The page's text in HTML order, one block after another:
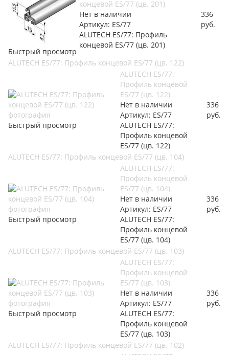
Быстрый просмотр
концевой ES/77 (цв. 201)
Нет в наличии
Артикул: ES/77
ALUTECH ES/77: Профиль
концевой ES/77 (цв. 201)
336
руб.
ALUTECH ES/77: Профиль концевой ES/77 (цв. 122)
Быстрый просмотр
ALUTECH ES/77:
Профиль концевой
ES/77 (цв. 122)
Нет в наличии
Артикул: ES/77
ALUTECH ES/77:
Профиль концевой
ES/77 (цв. 122)
336
руб.
ALUTECH ES/77: Профиль концевой ES/77 (цв. 104)
Быстрый просмотр
ALUTECH ES/77:
Профиль концевой
ES/77 (цв. 104)
Нет в наличии
Артикул: ES/77
ALUTECH ES/77:
Профиль концевой
ES/77 (цв. 104)
336
руб.
ALUTECH ES/77: Профиль концевой ES/77 (цв. 103)
Быстрый просмотр
ALUTECH ES/77:
Профиль концевой
ES/77 (цв. 103)
Нет в наличии
Артикул: ES/77
ALUTECH ES/77:
Профиль концевой
ES/77 (цв. 103)
336
руб.
ALUTECH ES/77: Профиль концевой ES/77 (цв. 102)